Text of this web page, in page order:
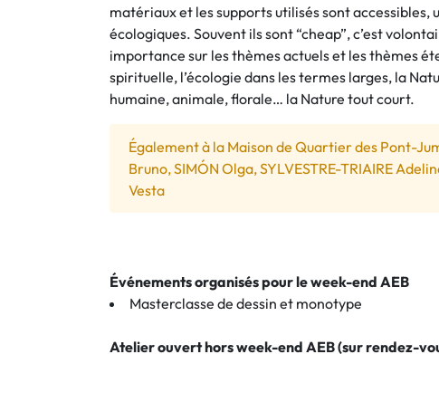
matériaux et les supports utilisés sont accessibles,
écologiques. Souvent ils sont “cheap”, c’est
importance sur les thèmes actuels et les thèmes
spirituelle, l’écologie dans les termes larges, la
humaine, animale, florale… la Nature tout court.
Également à la Maison de Quartier des Pont-
Bruno, SIMÓN Olga, SYLVESTRE-TRIAIRE
Vesta
Événements organisés pour le week-end AEB
Masterclasse de dessin et monotype
Atelier ouvert hors week-end AEB (sur rendez-